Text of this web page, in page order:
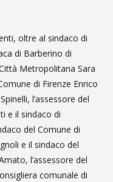
oltre al sindaco di
di Barberino di
Metropolitana Sara
di Firenze Enrico
l’assessore del
e il sindaco di
del Comune di
e il sindaco del
l’assessore del
comunale di